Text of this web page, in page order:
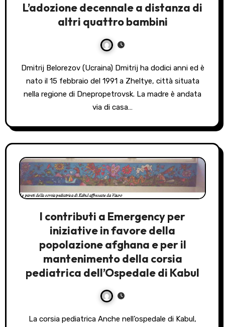
L’adozione decennale a distanza di
altri quattro bambini
Dmitrij Belorezov (Ucraina) Dmitrij ha dodici anni ed è
nato il 15 febbraio del 1991 a Zheltye, città situata
nella regione di Dnepropetrovsk. La madre è andata
via di casa…
I contributi a Emergency per
iniziative in favore della
popolazione afghana e per il
mantenimento della corsia
pediatrica dell’Ospedale di Kabul
La corsia pediatrica Anche nell’ospedale di Kabul,